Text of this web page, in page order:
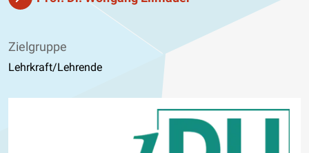
Zielgruppe
Lehrkraft/Lehrende